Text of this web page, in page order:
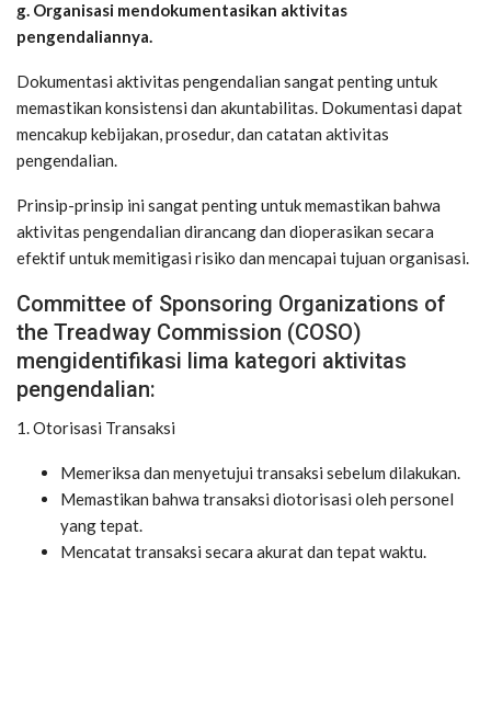
g. Organisasi mendokumentasikan aktivitas
pengendaliannya.
Dokumentasi aktivitas pengendalian sangat penting untuk
memastikan konsistensi dan akuntabilitas. Dokumentasi dapat
mencakup kebijakan, prosedur, dan catatan aktivitas
pengendalian.
Prinsip-prinsip ini sangat penting untuk memastikan bahwa
aktivitas pengendalian dirancang dan dioperasikan secara
efektif untuk memitigasi risiko dan mencapai tujuan organisasi.
Committee of Sponsoring Organizations of
the Treadway Commission (COSO)
mengidentifikasi lima kategori aktivitas
pengendalian:
1. Otorisasi Transaksi
Memeriksa dan menyetujui transaksi sebelum dilakukan.
Memastikan bahwa transaksi diotorisasi oleh personel
yang tepat.
Mencatat transaksi secara akurat dan tepat waktu.